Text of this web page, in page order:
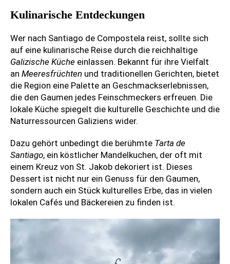
Kulinarische Entdeckungen
Wer nach Santiago de Compostela reist, sollte sich
auf eine kulinarische Reise durch die reichhaltige
Galizische Küche einlassen. Bekannt für ihre Vielfalt
an Meeresfrüchten und traditionellen Gerichten, bietet
die Region eine Palette an Geschmackserlebnissen,
die den Gaumen jedes Feinschmeckers erfreuen. Die
lokale Küche spiegelt die kulturelle Geschichte und die
Naturressourcen Galiziens wider.
Dazu gehört unbedingt die berühmte Tarta de
Santiago, ein köstlicher Mandelkuchen, der oft mit
einem Kreuz von St. Jakob dekoriert ist. Dieses
Dessert ist nicht nur ein Genuss für den Gaumen,
sondern auch ein Stück kulturelles Erbe, das in vielen
lokalen Cafés und Bäckereien zu finden ist.